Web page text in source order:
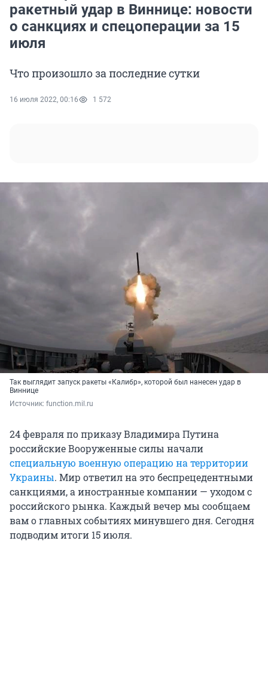
ракетный удар в Виннице: новости
о санкциях и спецоперации за 15
июля
Что произошло за последние сутки
16 июля 2022, 00:16 1 572
Так выглядит запуск ракеты «Калибр», которой был нанесен удар в
Виннице
Источник: function.mil.ru
24 февраля по приказу Владимира Путина
российские Вооруженные силы начали
специальную военную операцию на территории
Украины. Мир ответил на это беспрецедентными
санкциями, а иностранные компании — уходом с
российского рынка. Каждый вечер мы сообщаем
вам о главных событиях минувшего дня. Сегодня
подводим итоги 15 июля.